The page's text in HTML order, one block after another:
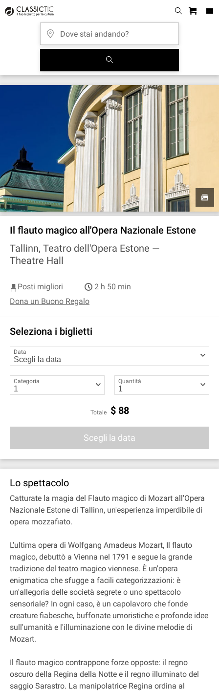
Il flauto magico all'Opera Nazionale Estone
Tallinn, Teatro dell'Opera Estone —
Theatre Hall
Posti migliori
2 h 50 min
Dona un Buono Regalo
Seleziona i biglietti
Data
Categoria Quantità
Totale $ 88
Scegli la data
Lo spettacolo
Catturate la magia del Flauto magico di Mozart all'Opera
Nazionale Estone di Tallinn, un'esperienza imperdibile di
opera mozzafiato.
L'ultima opera di Wolfgang Amadeus Mozart, Il flauto
magico, debuttò a Vienna nel 1791 e segue la grande
tradizione del teatro magico viennese. È un'opera
enigmatica che sfugge a facili categorizzazioni: è
un'allegoria delle società segrete o uno spettacolo
sensoriale? In ogni caso, è un capolavoro che fonde
creature fiabesche, buffonate umoristiche e profonde idee
sull'umanità e l'illuminazione con le divine melodie di
Mozart.
Il flauto magico contrappone forze opposte: il regno
oscuro della Regina della Notte e il regno illuminato del
saggio Sarastro. La manipolatrice Regina ordina al